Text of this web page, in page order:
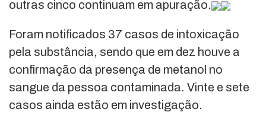
outras cinco continuam em apuração.
Foram notificados 37 casos de intoxicação
pela substância, sendo que em dez houve a
confirmação da presença de metanol no
sangue da pessoa contaminada. Vinte e sete
casos ainda estão em investigação.